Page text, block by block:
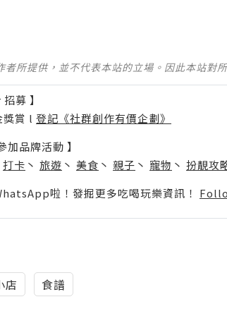
者所提供，並不代表本站的立場。因此本站對
募 】
賞 l 登記《社群創作有價企劃》
加品牌活動 】
打卡 丶 旅遊 丶 美食 丶 親子 丶 寵物 丶 扮靚攻
啦！發掘更多吃喝玩樂資訊！
店 食譜